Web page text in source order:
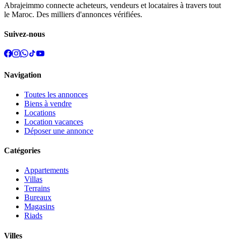
Abrajeimmo connecte acheteurs, vendeurs et locataires à travers tout
le Maroc. Des milliers d'annonces vérifiées.
Suivez-nous
Navigation
Toutes les annonces
Biens à vendre
Locations
Location vacances
Déposer une annonce
Catégories
Appartements
Villas
Terrains
Bureaux
Magasins
Riads
Villes